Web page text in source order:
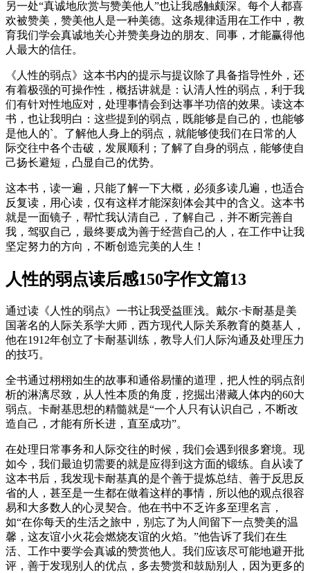
另一处“真诚地欣赏与赞美他人”也让我感触颇深。每个人都喜
欢被赞美，赞美他人是一种美德。这条规律适用在工作中，教
育我们学会真诚地关心并赞美身边的朋友、同事，才能赢得他
人最大的信任。
《人性的弱点》这本书内的提示与提议除了具备指导性外，还
有着极强的可操作性，概括讲就是：认清人性的弱点，利于我
们有针对性地应对，处理事情会到达事半功倍的效果。读这本
书，也让我明白：这些提到的弱点，既能够是自己的，也能够
是他人的`。了解他人身上的弱点，就能够使我们在日常的人
际交往中各个击破，发展顺利；了解了自身的弱点，能够使自
己扬长避短，凸显自己的优势。
这本书，读一遍，只能了解一下大概，必须多读几遍，也适合
反复读，用心读，仅有这样才能深刻体会其中的含义。这本书
就是一面镜子，帮忙我认清自己，了解自己，并不断完善自
我，驾驭自己，最终要成为善于经营自己的人，在工作中让我
坚定努力的方向，不断创造完美的人生！
人性的弱点读后感150字作文篇13
通过读《人性的弱点》一书让我受益匪浅。戴尔·卡耐基是美
国著名的人际关系学大师，西方现代人际关系教育的奠基人，
他在1912年创立了卡耐基训练，教导人们人际沟通及处理压力
的技巧。
全书通过栩栩如生的故事和通俗易懂的道理，把人性的弱点剖
析的淋漓尽致，从人性本质的角度，挖掘出潜藏人体内的60大
弱点。卡耐基思想的精髓就是“一个人只有认识自己，不断改
造自己，才能有所长进，直至成功”。
在处理日常事务和人际交往的时候，我们会遇到很多窘境。现
如今，我们最迫切需要的就是应得到这方面的锻练。自从读了
这本书后，我发现卡耐基真的是个善于提炼总结、善于反思反
省的人，甚至是一生都在做着这样的事情，所以他的观点很容
易和大多数人的心灵契合。他在书中不乏许多至理名言，
如“在你每天的生活之旅中，别忘了为人间留下一点赞美的温
馨，这友谊小火花会燃烧友谊的火焰。”他告诉了我们在生
活、工作中要学会真诚的赞赏他人。我们应该尽可能地避开批
评，善于发现别人的优点，多去赞赏和鼓励别人，因为更多的